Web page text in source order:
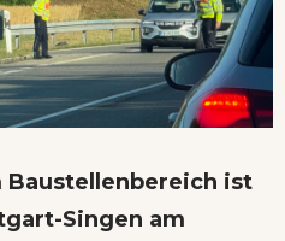
Baustellenbereich ist
Singen am